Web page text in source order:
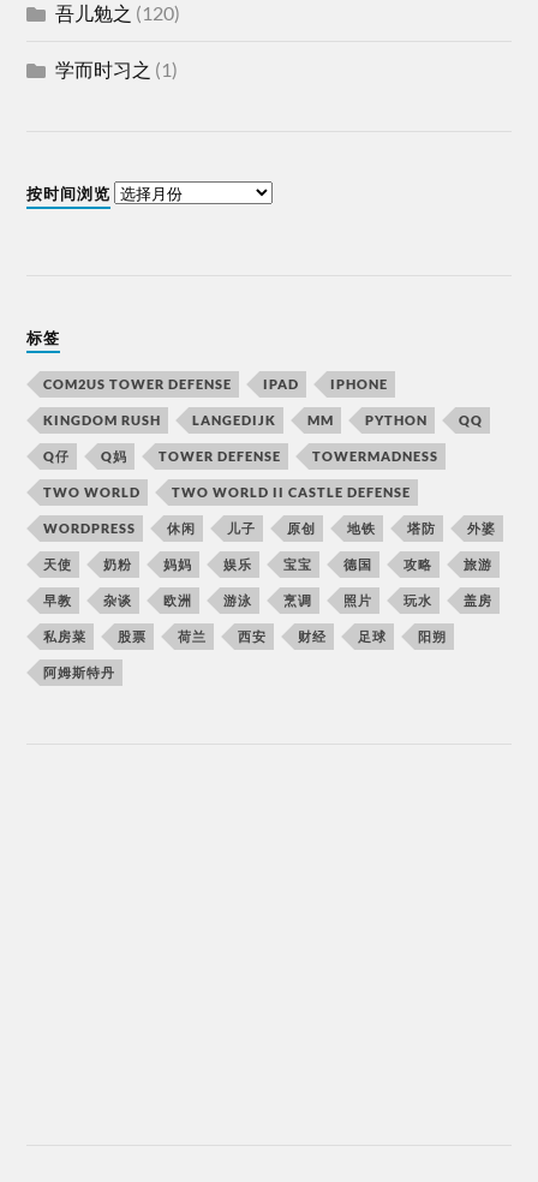
吾儿勉之 (120)
学而时习之 (1)
按时间浏览
标签
COM2US TOWER DEFENSE IPAD IPHONE
KINGDOM RUSH LANGEDIJK MM PYTHON QQ
Q仔 Q妈 TOWER DEFENSE TOWERMADNESS
TWO WORLD TWO WORLD II CASTLE DEFENSE
WORDPRESS 休闲 儿子 原创 地铁 塔防 外婆
天使 奶粉 妈妈 娱乐 宝宝 德国 攻略 旅游
早教 杂谈 欧洲 游泳 烹调 照片 玩水 盖房
私房菜 股票 荷兰 西安 财经 足球 阳朔
阿姆斯特丹